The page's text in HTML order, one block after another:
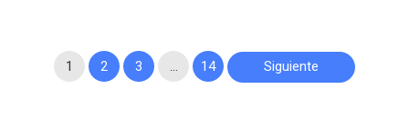
Paginación
1 2 3 … 14 Siguiente